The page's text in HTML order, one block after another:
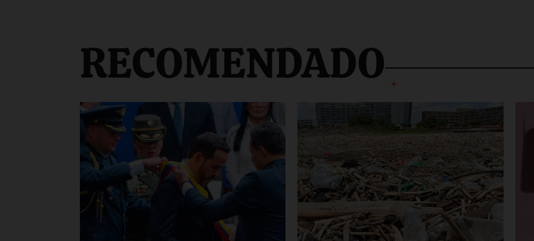
RECOMENDADO